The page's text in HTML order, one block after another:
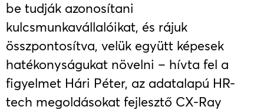
be tudják azonosítani
kulcsmunkavállalóikat, és rájuk
összpontosítva, velük együtt képesek
hatékonyságukat növelni – hívta fel a
figyelmet Hári Péter, az adatalapú HR-
tech megoldásokat fejlesztő CX-Ray